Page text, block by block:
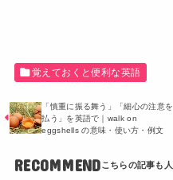
覚えておくと便利な英語
「慎重に振る舞う」「細心の注意を
払う」を英語で｜walk on
eggshells の意味・使い方・例文
RECOMMEND